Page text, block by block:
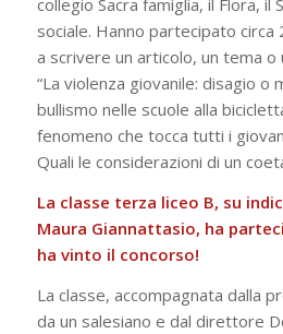
collegio Sacra famiglia, il Flora, il
sociale. Hanno partecipato
a scrivere un articolo, un tema o
“La violenza giovanile: disagio o
bullismo nelle scuole alla
fenomeno che tocca tutti i
Quali le considerazioni di un
La classe terza liceo B, su
Maura Giannattasio, ha
ha vinto il concorso!
La classe, accompagnata dalla
da un salesiano e dal direttore